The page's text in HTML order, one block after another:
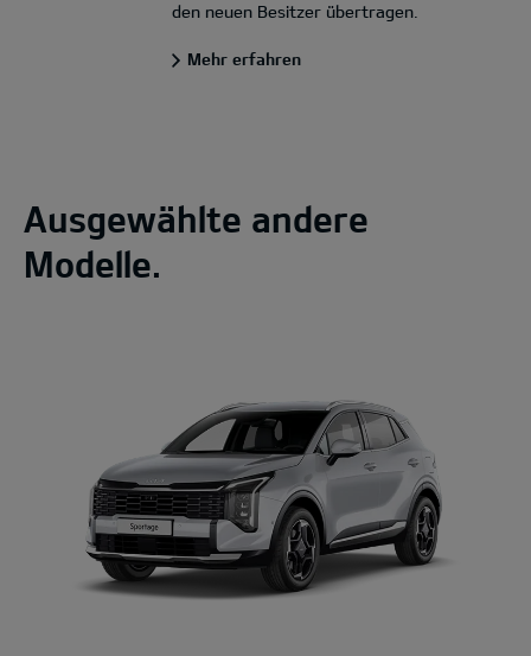
den neuen Besitzer übertragen.
Mehr erfahren
Ausgewählte andere
Modelle.